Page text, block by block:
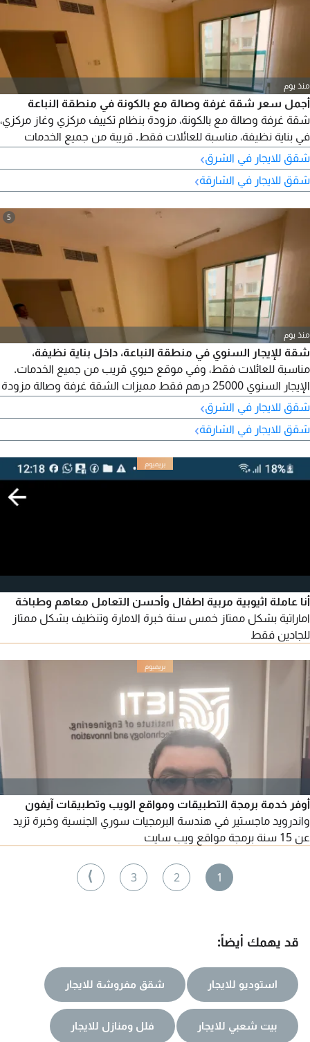
منذ يوم
أجمل سعر شقة غرفة وصالة مع بالكونة في منطقة النباعة
شقة غرفة وصالة مع بالكونة، مزودة بنظام تكييف مركزي وغاز مركزي،
في بناية نظيفة، مناسبة للعائلات فقط. قريبة من جميع الخدمات
والمراكز التجارية، وقريبة من اللولو هايبر ماركت وبنك دبي الاسلامي.
الإيجار السنوي 25000 درهم سهولة في السداد تصل الى 6 دفعات.
التأمين شيك
شقق للايجار في الشرق›
شقق للايجار في الشارقة›
5
منذ يوم
شقة للإيجار السنوي في منطقة النباعة، داخل بناية نظيفة،
مناسبة للعائلات فقط، وفي موقع حيوي قريب من جميع الخدمات.
الإيجار السنوي 25000 درهم فقط مميزات الشقة غرفة وصالة مزودة
بنظام تكييف وغاز مركزي بناية نظيفة مناسبة للعائلات فقط قريبة من
جميع الخدمات والمراكز التجارية قريبة من لولو هايبر ماركت قريبة من
بنك دبي الاسلامي سهولة في السداد حتى 6 دفعات التأمين بشيك
شقق للايجار في الشرق›
شقق للايجار في الشارقة›
أنا عاملة اثيوبية مربية اطفال وأحسن التعامل معاهم وطباخة
اماراتية بشكل ممتاز خمس سنة خبرة الامارة وتنظيف بشكل ممتاز
للجادين فقط
أوفر خدمة برمجة التطبيقات ومواقع الويب وتطبيقات آيفون
واندرويد ماجستير في هندسة البرمجيات سوري الجنسية وخبرة تزيد
عن 15 سنة برمجة مواقع ويب سايت
1
2
3
⟩
قد يهمك أيضاً:
استوديو للايجار شقق مفروشة للايجار
بيت شعبي للايجار فلل ومنازل للايجار